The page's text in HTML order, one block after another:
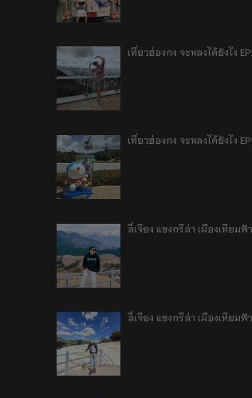
เที่ยวฮ่องกง จะหลงได้ยังไง
เที่ยวฮ่องกง จะหลงได้ยังไง
ลี่เจียง แชงกรีล่า เมืองเทียม
ลี่เจียง แชงกรีล่า เมืองเทียมฟ้